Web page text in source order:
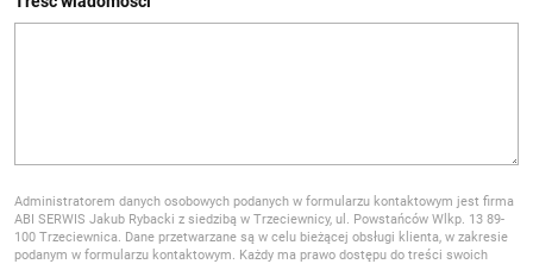
Administratorem danych osobowych podanych w formularzu kontaktowym jest firma
ABI SERWIS Jakub Rybacki z siedzibą w Trzeciewnicy, ul. Powstańców Wlkp. 13 89-
100 Trzeciewnica. Dane przetwarzane są w celu bieżącej obsługi klienta, w zakresie
podanym w formularzu kontaktowym. Każdy ma prawo dostępu do treści swoich